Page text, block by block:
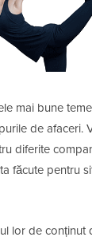
mai bune
de afaceri.
diferite
făcute pentru
lor de conținut